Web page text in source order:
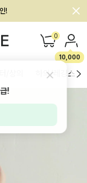
!
0
10,000
하의/레깅스
!